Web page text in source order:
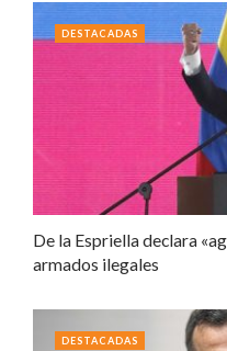
De la Espriella declara
armados ilegales
DESTACADAS
DESTACADAS